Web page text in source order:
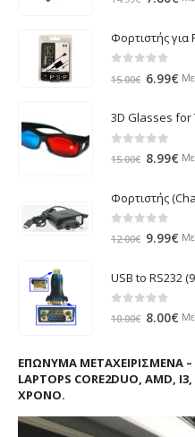
was:
14.99€.
Φορτιστής για
out of 5
15.00€ Original
was:
15.00€.
6.99€ Η
3D Glasses for
out of 5
15.00€ Original
was:
15.00€.
8.99€ Η
τιμή
Φορτιστής
out of 5
12.00€ Original
was:
12.00€.
9.99€ Η
τιμή
USB to RS232
out of 5
10.00€ Original
10.00€.
8.00€ Η
ΕΠΏΝΥΜΑ ΜΕΤΑΧΕΙΡΙΣΜΈΝΑ
LAPTOPS CORE2DUO, AMD,
ΧΡΌΝΟ.